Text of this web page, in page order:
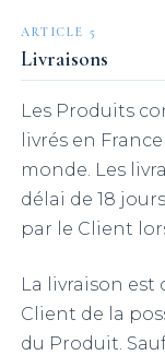
ARTICLE 5
Livraisons
Les Produits
livrés en
monde. Les
délai de 18
par le Client
La livraison
Client de la
du Produit.